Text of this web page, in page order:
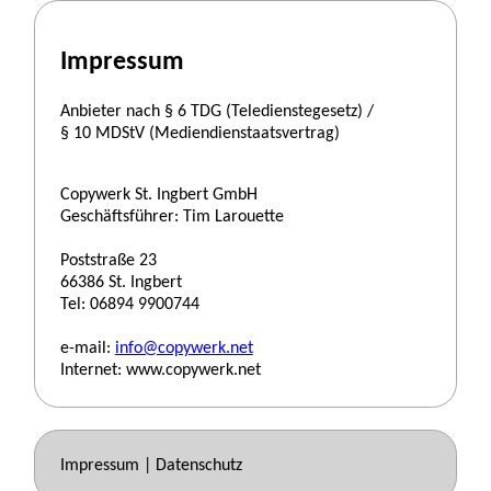
Impressum
Anbieter nach § 6 TDG (Teledienstegesetz) /
§ 10 MDStV (Mediendienstaatsvertrag)
Copywerk St. Ingbert GmbH
Geschäftsführer: Tim Larouette
Poststraße 23
66386 St. Ingbert
Tel: 06894 9900744
e-mail: info@copywerk.net
Internet: www.copywerk.net
Impressum Datenschutz